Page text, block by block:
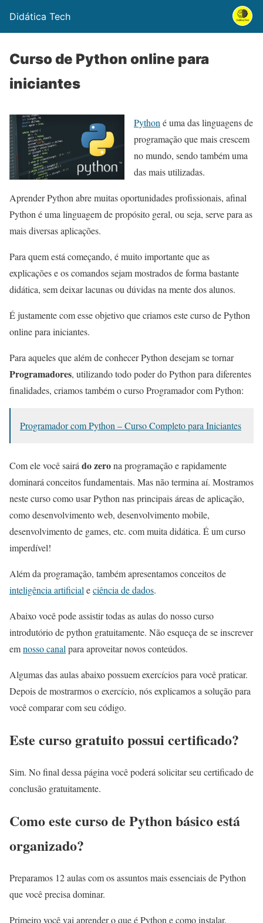
Didática Tech
Curso de Python online para
iniciantes
Python é uma das linguagens de
programação que mais crescem
no mundo, sendo também uma
das mais utilizadas.
Aprender Python abre muitas oportunidades profissionais, afinal
Python é uma linguagem de propósito geral, ou seja, serve para as
mais diversas aplicações.
Para quem está começando, é muito importante que as
explicações e os comandos sejam mostrados de forma bastante
didática, sem deixar lacunas ou dúvidas na mente dos alunos.
É justamente com esse objetivo que criamos este curso de Python
online para iniciantes.
Para aqueles que além de conhecer Python desejam se tornar
Programadores, utilizando todo poder do Python para diferentes
finalidades, criamos também o curso Programador com Python:
Programador com Python – Curso Completo para Iniciantes
Com ele você sairá do zerona programação e rapidamente
dominará conceitos fundamentais. Mas não termina aí. Mostramos
neste curso como usar Python nas principais áreas de aplicação,
como desenvolvimento web, desenvolvimento mobile,
desenvolvimento de games, etc. com muita didática. É um curso
imperdível!
Além da programação, também apresentamos conceitos de
inteligência artificial eciência de dados.
Abaixo você pode assistir todas as aulas do nosso curso
introdutório de python gratuitamente. Não esqueça de se inscrever
emnosso canal para aproveitar novos conteúdos.
Algumas das aulas abaixo possuem exercícios para você praticar.
Depois de mostrarmos o exercício, nós explicamos a solução para
você comparar com seu código.
Este curso gratuito possui certificado?
Sim. No final dessa página você poderá solicitar seu certificado de
conclusão gratuitamente.
Como este curso de Python básico está
organizado?
Preparamos 12 aulas com os assuntos mais essenciais de Python
que você precisa dominar.
Primeiro você vai aprender o que é Python e como instalar.